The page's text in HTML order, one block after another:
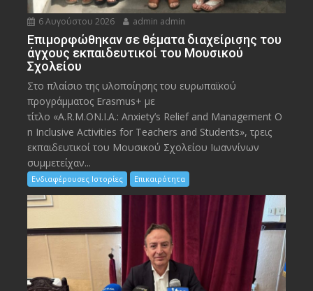
6 Αυγούστου 2026 admin admin
Eπιμορφώθηκαν σε θέματα διαχείρισης του
άγχους εκπαιδευτικοί του Μουσικού
Σχολείου
Στο πλαίσιο της υλοποίησης του ευρωπαϊκού
προγράμματος Erasmus+ με
τίτλο «A.R.M.ON.I.A.: Anxiety’s Relief and Management O
n Inclusive Activities for Teachers and Students», τρεις
εκπαιδευτικοί του Μουσικού Σχολείου Ιωαννίνων
συμμετείχαν...
Ενδιαφέρουσες Ιστορίες Επικαιρότητα